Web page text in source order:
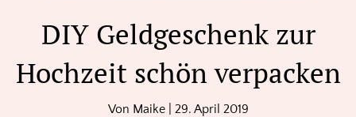
DIY Geldgeschenk zur
Hochzeit schön verpacken
Von Maike| 29. April 2019